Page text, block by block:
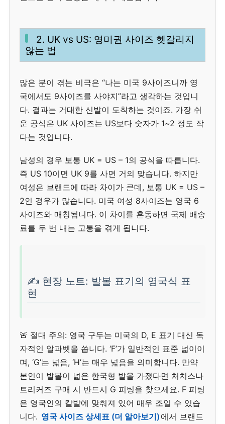
2. UK vs US: 영미권 사이즈 헷갈리지
않는 법
많은 분이 겪는 비극은 “나는 미국 9사이즈니까 영
국에서도 9사이즈를 사야지”라고 생각하는 것입니
다. 결과는 거대한 신발이 도착하는 것이죠. 가장 쉬
운 공식은 UK 사이즈는 US보다 숫자가 1~2 정도 작
다는 것입니다.
남성의 경우 보통 UK = US – 1의 공식을 따릅니다.
즉 US 10이면 UK 9를 사면 거의 맞습니다. 하지만
여성은 브랜드에 따라 차이가 큰데, 보통 UK = US –
2인 경우가 많습니다. 미국 여성 8사이즈는 영국 6
사이즈와 매칭됩니다. 이 차이를 혼동하면 국제 배송
료를 두 번 내는 고통을 겪게 됩니다.
✍️ 현장 노트: 발볼 표기의 영국식 표
현
🚨 절대 주의: 영국 구두는 미국의 D, E 표기 대신 독
자적인 알파벳을 씁니다. ‘F’가 일반적인 표준 넓이이
며, ‘G’는 넓음, ‘H’는 매우 넓음을 의미합니다. 만약
본인이 발볼이 넓은 한국형 발을 가졌다면 처치스나
트리커즈 구매 시 반드시 G 피팅을 찾으세요. F 피팅
은 영국인의 칼발에 맞춰져 있어 매우 조일 수 있습
니다. 영국 사이즈 상세표 (더 알아보기) 에서 브랜드